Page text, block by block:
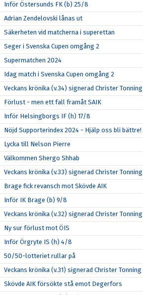
Inför Östersunds FK (b) 25/8
Adrian Zendelovski lånas ut
Säkerheten vid matcherna i superettan
Seger i Svenska Cupen omgång 2
Supermatchen 2024
Idag match i Svenska Cupen omgång 2
Veckans krönika (v.34) signerad Christer Tonning
Förlust - men ett fall framåt SAIK
Inför Helsingborgs IF (h) 17/8
Nöjd Supporterindex 2024 - Hjälp oss bli bättre!
Lycka till Nelson Pierre
Välkommen Shergo Shhab
Veckans krönika (v.33) signerad Christer Tonning
Brage fick revansch mot Skövde AIK
Inför IK Brage (b) 9/8
Veckans krönika (v.32) signerad Christer Tonning
Ny sur förlust mot ÖIS
Inför Örgryte IS (h) 4/8
50/50-lotteriet rullar på
Veckans krönika (v.31) signerad Christer Tonning
Skövde AIK försökte stå emot Degerfors